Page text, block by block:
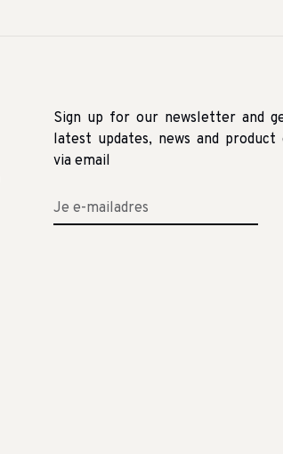
Sign up for our newsletter and
latest updates, news and product
via email